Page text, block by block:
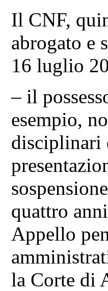
Il CNF,
abrogato e
16 luglio
– il
esempio,
disciplinari
quattro
Appello
la Corte di